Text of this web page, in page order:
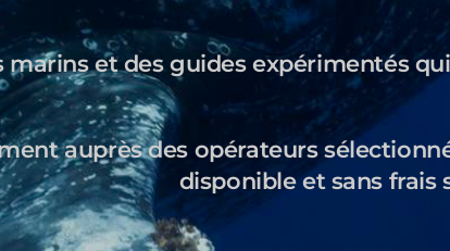
marins et des guides expérimentés
auprès des opérateurs
disponible et sans frais